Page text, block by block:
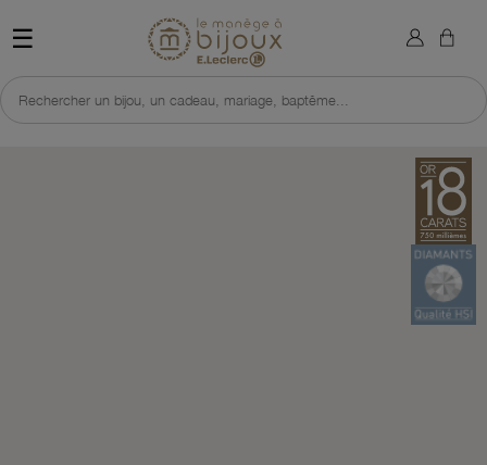
☰ Retour à l'accueil du site
Rechercher un bijou, un cadeau, mariage, baptême...
×